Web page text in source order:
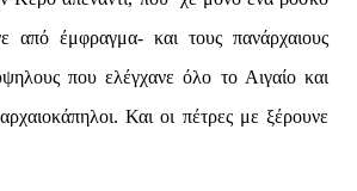
από έμφραγμα- και τους πανάρχαιους
που ελέγχανε όλο το Αιγαίο και
Και οι πέτρες με ξέρουνε